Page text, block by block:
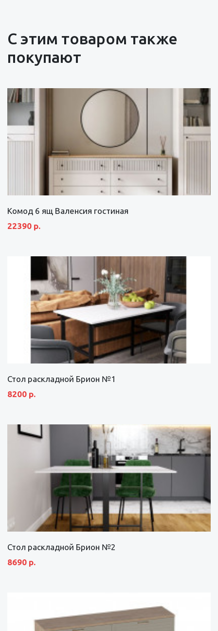
С этим товаром также
покупают
Комод 6 ящ Валенсия гостиная
22390 р.
Стол раскладной Брион №1
8200 р.
Стол раскладной Брион №2
8690 р.